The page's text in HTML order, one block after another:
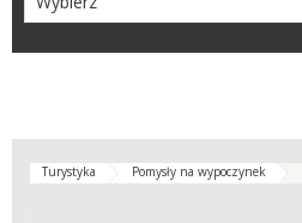
Turystyka Pomysły na wypoczynek